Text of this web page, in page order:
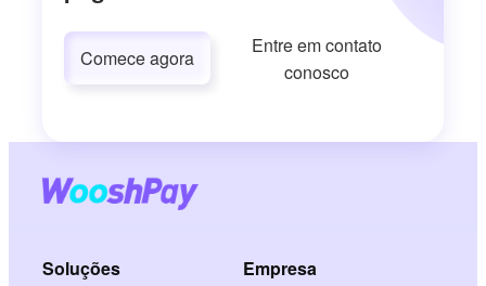
Comece agora
Entre em contato
conosco
Soluções Empresa